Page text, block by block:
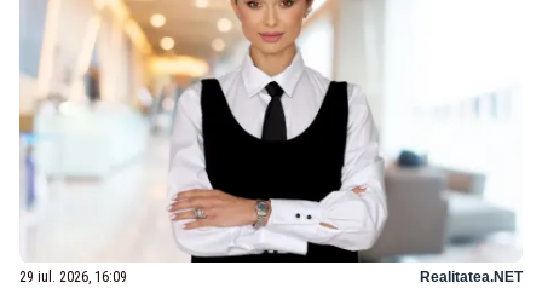
29 iul. 2026, 16:09 Realitatea.NET